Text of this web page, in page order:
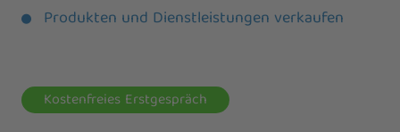
Produkten und Dienstleistungen verkaufen
Kostenfreies Erstgespräch